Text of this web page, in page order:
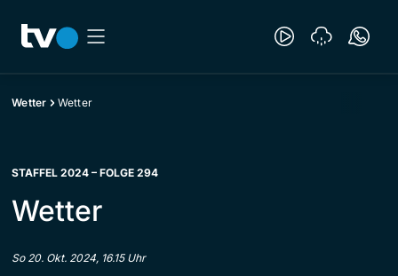
Wetter Wetter
STAFFEL 2024 – FOLGE 294
Wetter
So 20. Okt. 2024, 16.15 Uhr